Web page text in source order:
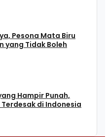
Pesona Mata Biru
yang Tidak Boleh
Hampir Punah,
di Indonesia